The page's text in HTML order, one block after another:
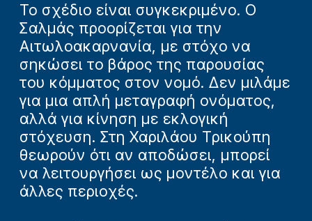
Το σχέδιο είναι συγκεκριμένο. Ο
Σαλμάς προορίζεται για την
Αιτωλοακαρνανία, με στόχο να
σηκώσει το βάρος της παρουσίας
του κόμματος στον νομό. Δεν μιλάμε
για μια απλή μεταγραφή ονόματος,
αλλά για κίνηση με εκλογική
στόχευση. Στη Χαριλάου Τρικούπη
θεωρούν ότι αν αποδώσει, μπορεί
να λειτουργήσει ως μοντέλο και για
άλλες περιοχές.